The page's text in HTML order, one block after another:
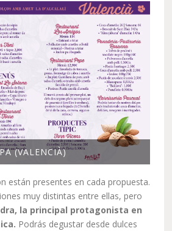
(VALENCIÀ)
están presentes en cada propuesta.
muy distintas entre ellas, pero
la principal protagonista en
Podrás degustar desde dulces